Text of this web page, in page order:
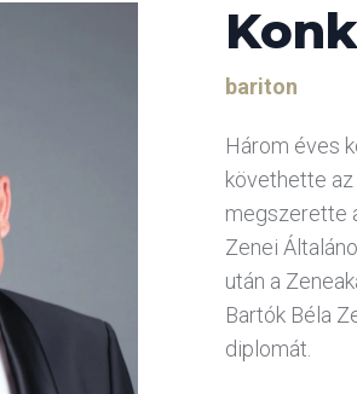
bariton
Három éves
követhette
megszerette
Zenei
után a
Bartók Béla
diplomát.